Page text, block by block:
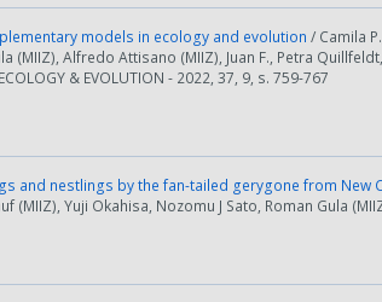
models in ecology and evolution / Camila
(MIIZ), Alfredo Attisano (MIIZ), Juan F., Petra
& EVOLUTION - 2022, 37, 9, s. 759-767
and nestlings by the fan-tailed gerygone from New
(MIIZ), Yuji Okahisa, Nozomu J Sato, Roman Gula